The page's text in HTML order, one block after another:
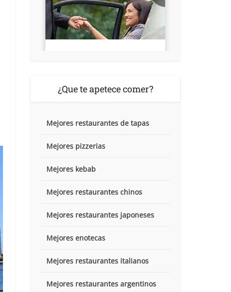
¿Que te apetece comer?
Mejores restaurantes de tapas
Mejores pizzerias
Mejores kebab
Mejores restaurantes chinos
Mejores restaurantes japoneses
Mejores enotecas
Mejores restaurantes italianos
Mejores restaurantes argentinos